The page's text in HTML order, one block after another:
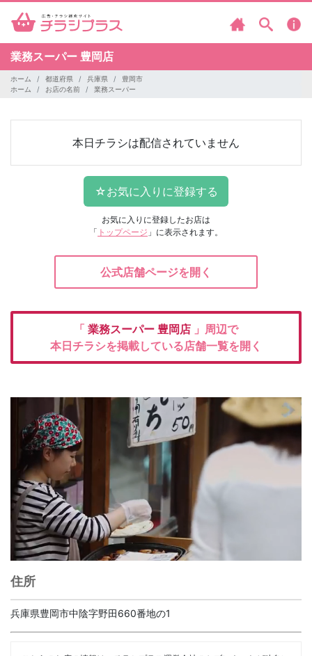
業務スーパー 豊岡店
ホーム 都道府県 兵庫県
豊岡市
ホーム
お店の名前 業務スーパー
本日チラシは配信されていません
お気に入りに登録したお店は
「 トップページ 」に表示されます。
公式店舗ページを開く
「 業務スーパー 豊岡店 」周辺で
本日チラシを掲載している店舗一覧を開く
住所
兵庫県豊岡市中陰字野田660番地の1